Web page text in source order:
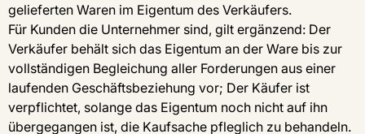
gelieferten Waren im Eigentum des Verkäufers.
Für Kunden die Unternehmer sind, gilt ergänzend: Der
Verkäufer behält sich das Eigentum an der Ware bis zur
vollständigen Begleichung aller Forderungen aus einer
laufenden Geschäftsbeziehung vor; Der Käufer ist
verpflichtet, solange das Eigentum noch nicht auf ihn
übergegangen ist, die Kaufsache pfleglich zu behandeln.